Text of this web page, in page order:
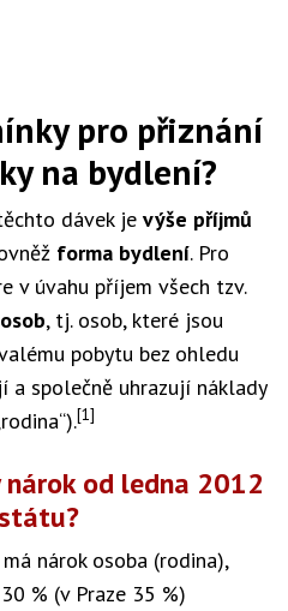
pro přiznání
na bydlení?
dávek je výše příjmů
forma bydlení. Pro
v úvahu příjem všech tzv.
, tj. osob, které jsou
pobytu bez ohledu
společně uhrazují náklady
[1]
od ledna 2012
má nárok osoba (rodina),
% (v Praze 35 %)